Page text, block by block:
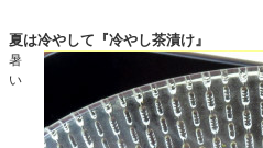
夏は冷やして『冷やし茶漬け』
暑
い